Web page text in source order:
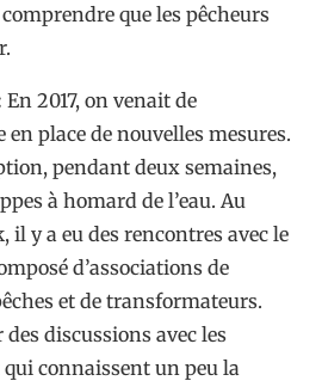
que les pêcheurs
En 2017, on venait de
place de nouvelles mesures.
pendant deux semaines,
à homard de l’eau. Au
il y a eu des rencontres avec le
d’associations de
et de transformateurs.
des discussions avec les
connaissent un peu la